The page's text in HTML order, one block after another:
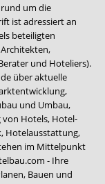
um die
ist adressiert an
beteiligten
und Hoteliers).
über aktuelle
und Umbau,
Hotels, Hotel-
Hotelausstattung,
im Mittelpunkt
- Ihre
Bauen und